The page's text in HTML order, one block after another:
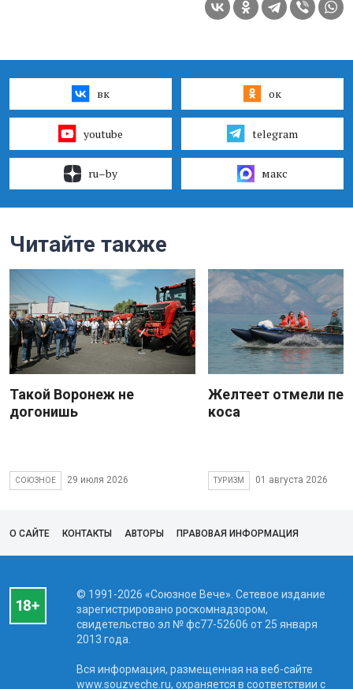
вк ок
youtube telegram
ru–by макс
Читайте также
Такой Воронеж не
догонишь
СОЮЗНОЕ 29 июля 2026
Желтеет отмели
коса
ТУРИЗМ 01 августа 2026
О САЙТЕ КОНТАКТЫ АВТОРЫ ПРАВОВАЯ ИНФОРМАЦИЯ
© 1991-2026 «Союзное Вече». Сетевое издание
зарегистрировано роскомнадзором,
свидетельство эл № фc77-52606 от 25 января
2013 года.
Вся информация, размещенная на веб-сайте
www.souzveche.ru, охраняется в соответствии с